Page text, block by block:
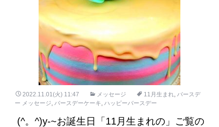
2022.11.01(火) 11:47 メッセージ 11月生まれ, バースデ
ー メッセージ, バースデーケーキ, ハッピーバースデー
(^。^)y-~お誕生日「11月生まれの」ご覧の